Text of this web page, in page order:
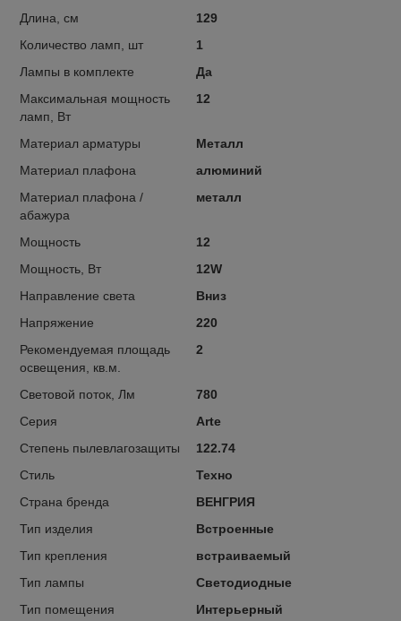
Длина, см
129
Количество ламп, шт
1
Лампы в комплекте
Да
Максимальная мощность
ламп, Вт
12
Материал арматуры
Металл
Материал плафона
алюминий
Материал плафона /
абажура
металл
Мощность
12
Мощность, Вт
12W
Направление света
Вниз
Напряжение
220
Рекомендуемая площадь
освещения, кв.м.
2
Световой поток, Лм
780
Серия
Arte
Степень пылевлагозащиты
122.74
Стиль
Техно
Страна бренда
ВЕНГРИЯ
Тип изделия
Встроенные
Тип крепления
встраиваемый
Тип лампы
Светодиодные
Тип помещения
Интерьерный